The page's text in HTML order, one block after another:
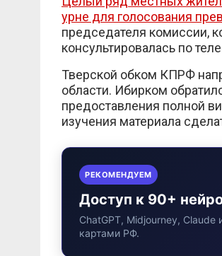
урне для голосования
председателя комиссии,
консультировалась по
Тверской обком КПРФ
области. Ибирком
предоставления полной
изучения материала
РЕКОМЕНДУЕМ
Доступ к 90+
ChatGPT, Midjourney, Claude
картами РФ.